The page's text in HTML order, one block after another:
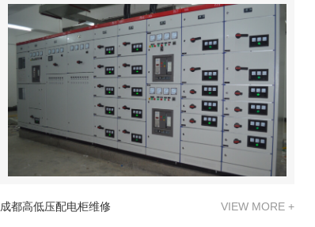
成都高低压配电柜维修 VIEW MORE +